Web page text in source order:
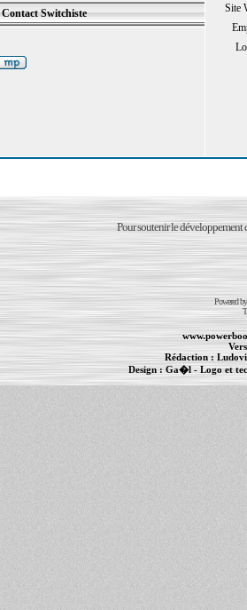
Site
Contact Switchiste
Pour soutenir le développement
Powered
Rédaction :
Design : Ga�l- Logo et